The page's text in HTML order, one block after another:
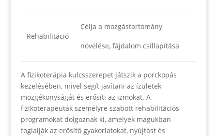
Rehabilitáció
Célja a mozgástartomány
növelése, fájdalom csillapítása
A fizikoterápia kulcsszerepet játszik a porckopás
kezelésében, mivel segít javítani az ízületek
mozgékonyságát és erősíti az izmokat. A
fizikoterapeuták személyre szabott rehabilitációs
programokat dolgoznak ki, amelyek magukban
foglalják az erősítő gyakorlatokat, nyújtást és